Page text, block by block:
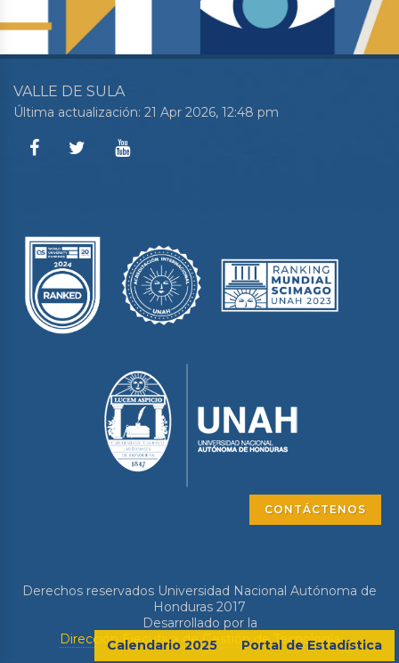
VALLE DE SULA
Última actualización: 21 Apr 2026, 12:48 pm
CONTÁCTENOS
Derechos reservados Universidad Nacional Autónoma de
Honduras 2017
Desarrollado por la
Dirección Ejecutiva de Gestión de Tecnología
Calendario 2025 Portal de Estadística